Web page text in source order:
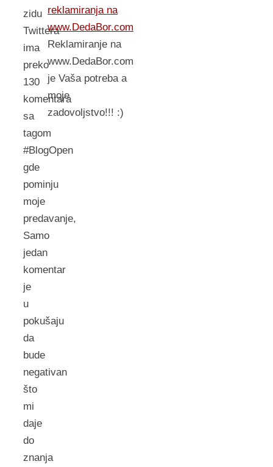
zidu
Twittera
ima
preko
130
komentara
sa
tagom
#BlogOpen
gde
pominju
moje
predavanje,
Samo
jedan
komentar
je
u
pokušaju
da
bude
negativan
što
mi
daje
do
znanja
reklamiranja na
www.DedaBor.com
Reklamiranje na
www.DedaBor.com
je Vaša potreba a
moje
zadovoljstvo!!! :)